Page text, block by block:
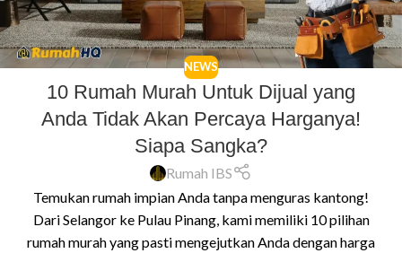
NEWS
10 Rumah Murah Untuk Dijual yang
Anda Tidak Akan Percaya Harganya!
Siapa Sangka?
Rumah IBS
Temukan rumah impian Anda tanpa menguras kantong!
Dari Selangor ke Pulau Pinang, kami memiliki 10 pilihan
rumah murah yang pasti mengejutkan Anda dengan harga